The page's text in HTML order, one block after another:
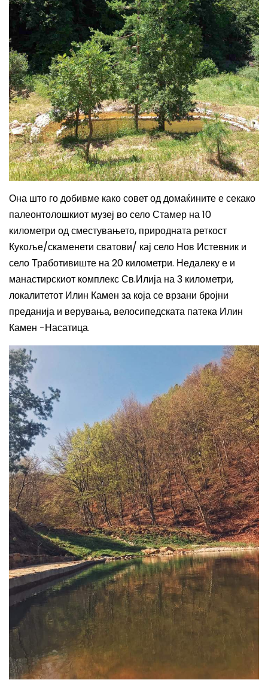
Она што го добивме како совет од домаќините е секако
палеонтолошкиот музеј воселоСтамер на 10
километри од сместувањето, природната реткост
Кукоље/скаменети сватови/ кај село Нов Истевник и
селоТработивиште на 20 километри. Недалеку е и
манастирскиот комплекс Св.Илија на 3 километри,
локалитетот Илин Камен за која се врзани бројни
преданија и верувања, велосипедската патека Илин
Камен -Насатица.